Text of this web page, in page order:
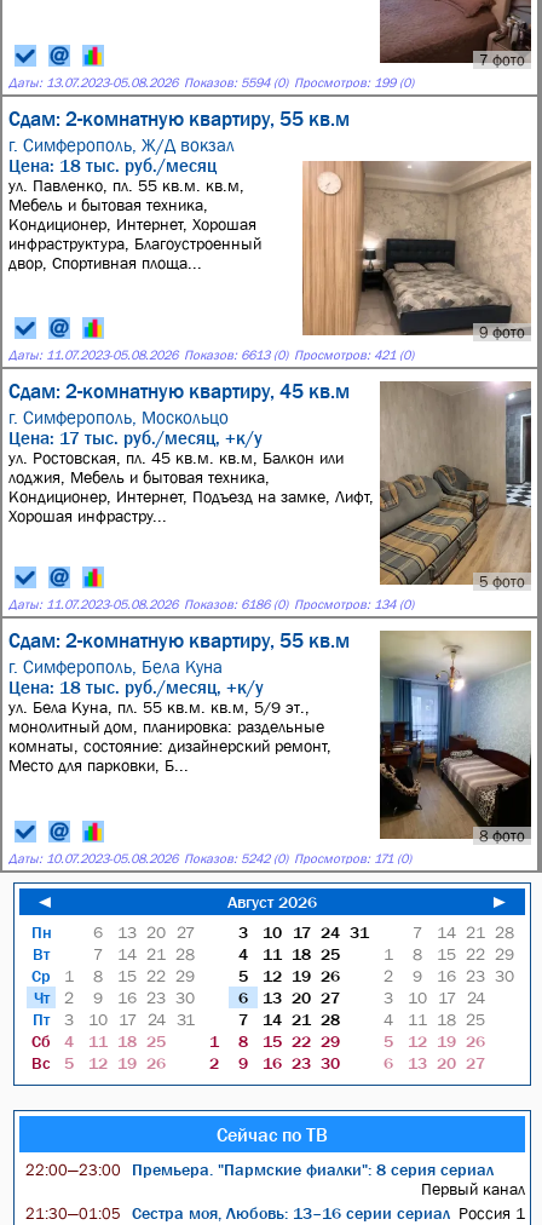
7 фото
Даты: 13.07.2023-05.08.2026 Показов: 5594 (0) Просмотров: 199 (0)
Сдам: 2-комнатную квартиру, 55 кв.м
г. Симферополь, Ж/Д вокзал
9 фото
Цена: 18 тыс. руб./месяц
ул. Павленко, пл. 55 кв.м. кв.м,
Мебель и бытовая техника,
Кондиционер, Интернет, Хорошая
инфраструктура, Благоустроенный
двор, Спортивная площа...
Даты: 11.07.2023-05.08.2026 Показов: 6613 (0) Просмотров: 421 (0)
Сдам: 2-комнатную квартиру, 45 кв.м
г. Симферополь, Москольцо
5 фото
Цена: 17 тыс. руб./месяц, +к/у
ул. Ростовская, пл. 45 кв.м. кв.м, Балкон или
лоджия, Мебель и бытовая техника,
Кондиционер, Интернет, Подъезд на замке, Лифт,
Хорошая инфрастру...
Даты: 11.07.2023-05.08.2026 Показов: 6186 (0) Просмотров: 134 (0)
Сдам: 2-комнатную квартиру, 55 кв.м
г. Симферополь, Бела Куна
8 фото
Цена: 18 тыс. руб./месяц, +к/у
ул. Бела Куна, пл. 55 кв.м. кв.м, 5/9 эт.,
монолитный дом, планировка: раздельные
комнаты, состояние: дизайнерский ремонт,
Место для парковки, Б...
Даты: 10.07.2023-05.08.2026 Показов: 5242 (0) Просмотров: 171 (0)
◄ Август 2026
►
Пн
Вт
Ср
Чт
Пт
Сб
Вс
6 13 20
27
7
14 21
28
1
8 15 22 29
2
9 16 23 30
3
10 17 24 31
4
11 18 25
5
12 19 26
3 10 17 24 31
4
11 18 25
5
12 19 26
6
13 20 27
7
14 21
28
1
8 15 22 29
2
9 16 23 30
7 14 21
28
1
8 15 22 29
2
9 16 23 30
3
10 17
24
4
11 18 25
5
12 19 26
6
13 20 27
Сейчас по ТВ
22:00—23:00
Премьера. "Пармские фиалки": 8 серия сериал
Первый канал
21:30—01:05 Сестра моя, Любовь: 13–16 серии сериал Россия 1